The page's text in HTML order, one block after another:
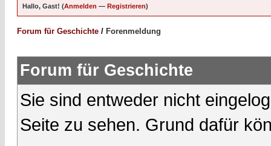
Hallo, Gast! (Anmelden — Registrieren)
Forum für Geschichte / Forenmeldung
Forum für Geschichte
Sie sind entweder nicht
Seite zu sehen. Grund dafür